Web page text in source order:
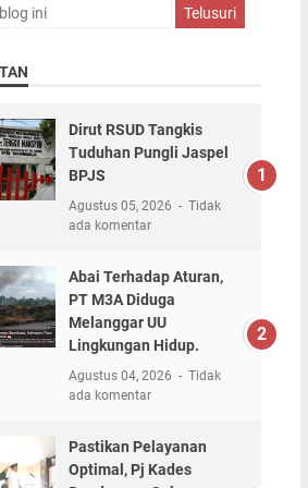
Dirut RSUD Tangkis
Tuduhan Pungli Jaspel
BPJS
Agustus 05, 2026
Tidak
ada komentar
Abai Terhadap Aturan,
PT M3A Diduga
Melanggar UU
Lingkungan Hidup.
Agustus 04, 2026
Tidak
ada komentar
Pastikan Pelayanan
Optimal, Pj Kades